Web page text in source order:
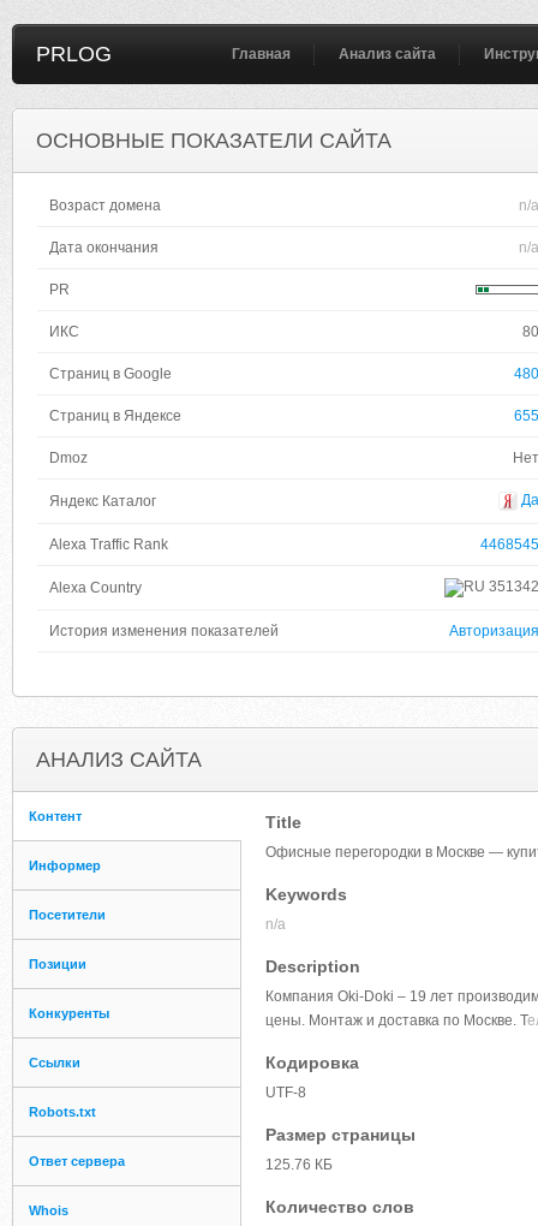
PRLOG Главная Анализ сайта
ОСНОВНЫЕ ПОКАЗАТЕЛИ САЙТА
Возраст домена n/a
Дата окончания n/a
PR
ИКС 80
Страниц в Google 480
Страниц в Яндексе 655
Dmoz Нет
Яндекс Каталог Да
Alexa Traffic Rank 4468545
Alexa Country 351342
История изменения показателей Авторизация
АНАЛИЗ САЙТА
Контент
Информер
Посетители
Позиции
Конкуренты
Ссылки
Robots.txt
Ответ сервера
Whois
Title
Офисные перегородки в Москве —
Keywords
n/a
Description
Компания Oki-Doki – 19 лет
цены. Монтаж и доставка по Москве. Т
Кодировка
UTF-8
Размер страницы
125.76 КБ
Количество слов